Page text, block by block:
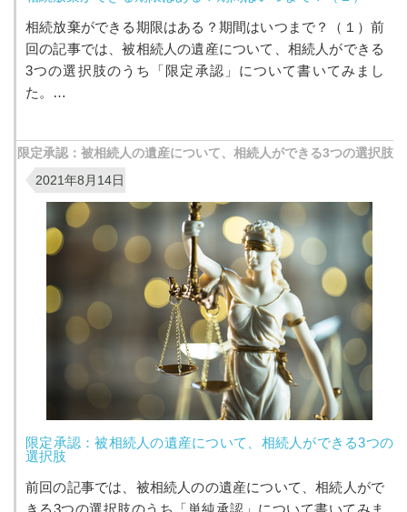
相続放棄ができる期限はある？期間はいつまで？（１）前
回の記事では、被相続人の遺産について、相続人ができる
3つの選択肢のうち「限定承認」について書いてみまし
た。
限定承認：被相続人の遺産について、相続人ができる3つの選択肢
2021年8月14日
限定承認：被相続人の遺産について、相続人ができる3つの
選択肢
前回の記事では、被相続人のの遺産について、相続人がで
きる3つの選択肢のうち「単純承認」について書いてみま